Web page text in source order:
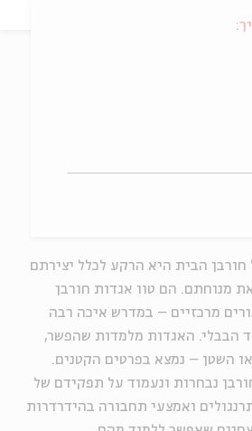
הבית היא הרקע לכלל יצירתם
מנוחתם. הם טוו אגדות חורבן
מרכזיים – במדרש איכה רבה
הבבלי. האגדות מלמדות שהפשר,
השטן – נמצא בפרטים הקטנים.
נבחרות ונעמוד על תפקידם של
ואמצעי תחבורה בהידרדרות